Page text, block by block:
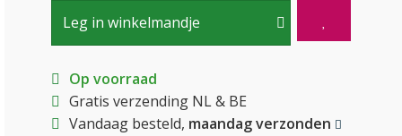
Leg in winkelmandje
Op voorraad
Gratis verzending NL & BE
Vandaag besteld, maandag verzonden